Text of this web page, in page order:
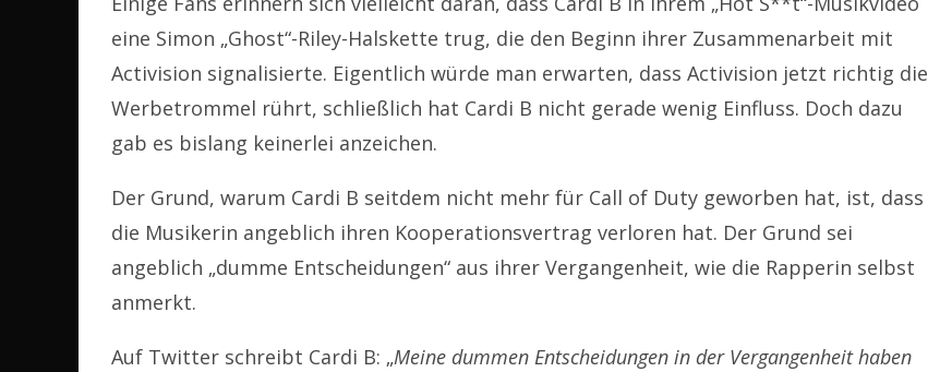
eine Simon „Ghost“-Riley-Halskette trug, die den Beginn ihrer Zusammenarbeit mit
Activision signalisierte. Eigentlich würde man erwarten, dass Activision jetzt richtig die
Werbetrommel rührt, schließlich hat Cardi B nicht gerade wenig Einfluss. Doch dazu
gab es bislang keinerlei anzeichen.
Der Grund, warum Cardi B seitdem nicht mehr für Call of Duty geworben hat, ist, dass
die Musikerin angeblich ihren Kooperationsvertrag verloren hat. Der Grund sei
angeblich „dumme Entscheidungen“ aus ihrer Vergangenheit, wie die Rapperin selbst
anmerkt.
Auf Twitter schreibt Cardi B: „Meine dummen Entscheidungen in der Vergangenheit haben